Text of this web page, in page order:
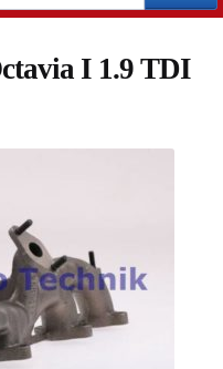
I 1.9 TDI